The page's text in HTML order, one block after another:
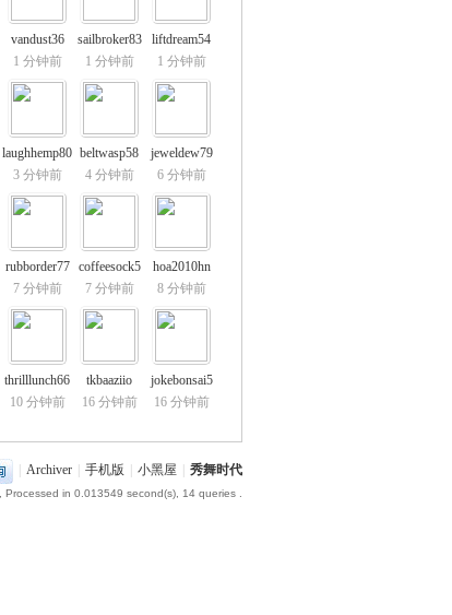
vandust36
1 分钟前
sailbroker83
1 分钟前
liftdream54
1 分钟前
laughhemp80
3 分钟前
beltwasp58
4 分钟前
jeweldew79
6 分钟前
rubborder77
7 分钟前
coffeesock5
7 分钟前
hoa2010hn
8 分钟前
thrilllunch66
10 分钟前
tkbaaziio
16 分钟前
jokebonsai5
16 分钟前
Archiver 手机版 小黑屋 秀舞时代
, Processed in 0.013549 second(s), 14 queries .